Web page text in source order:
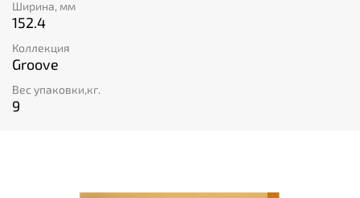
Ширина, мм
152.4
Коллекция
Groove
Вес упаковки,кг.
9